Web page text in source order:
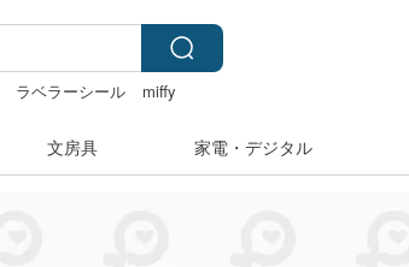
ラベラーシール
miffy
文房具 家電・デジタル